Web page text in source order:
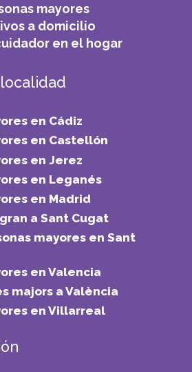
mayores
a domicilio
en el hogar
en Cádiz
en Castellón
en Jerez
en Leganés
en Madrid
a Sant Cugat
mayores en Sant
en Valencia
majors a València
en Villarreal